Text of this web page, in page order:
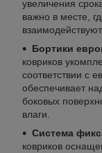
увеличения
важно в месте,
Бортики
ковриков
соответствии с
обеспечивает
боковых
влаги.
Система
ковриков